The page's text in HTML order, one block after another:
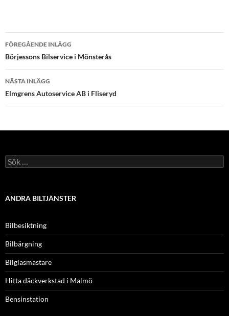
Inläggsnavigering
FÖREGÅENDE INLÄGG
Börjessons Bilservice i Mönsterås
NÄSTA INLÄGG
Elmgrens Autoservice AB i Fliseryd
Sök
efter:
ANDRA BILTJÄNSTER
Bilbesiktning
Bilbärgning
Bilglasmästare
Hitta däckverkstad i Malmö
Bensinstation